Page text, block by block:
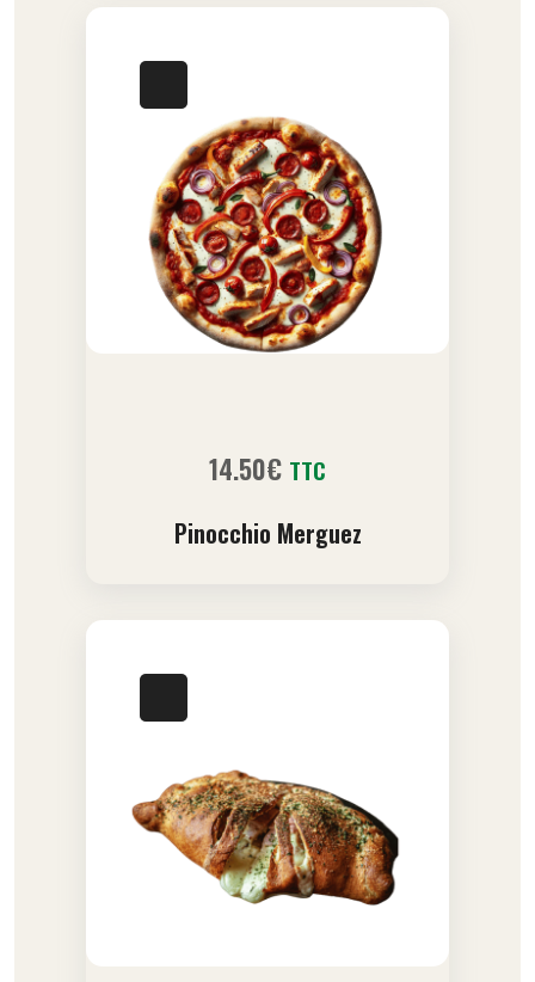
14.50€ TTC
Pinocchio Merguez